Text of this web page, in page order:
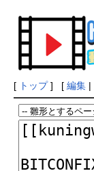
[ トップ] [ 編集|